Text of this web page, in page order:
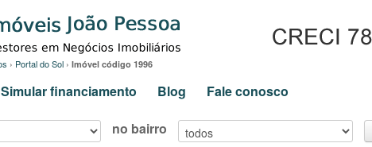
› Portal do Sol › Imóvel código 1996
Simular financiamento Blog Fale conosco
no bairro